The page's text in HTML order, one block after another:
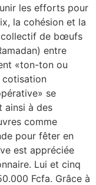
les efforts pour
la cohésion et la
de bœufs
entre
«ton-ton ou
cotisation
se
ainsi à des
comme
pour fêter en
est appréciée
Lui et cinq
Fcfa. Grâce à